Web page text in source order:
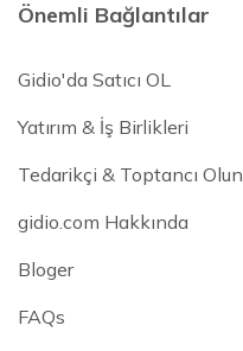
Önemli Bağlantılar
Gidio'da Satıcı OL
Yatırım & İş Birlikleri
Tedarikçi & Toptancı Olun
gidio.com Hakkında
Bloger
FAQs